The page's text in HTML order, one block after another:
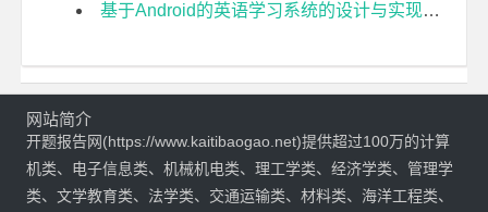
基于Android的英语学习系统的设计与实现开题报告
网站简介
开题报告网(https://www.kaitibaogao.net)提供超过100万的计算
机类、电子信息类、机械机电类、理工学类、经济学类、管理学
类、文学教育类、法学类、交通运输类、材料类、海洋工程类、